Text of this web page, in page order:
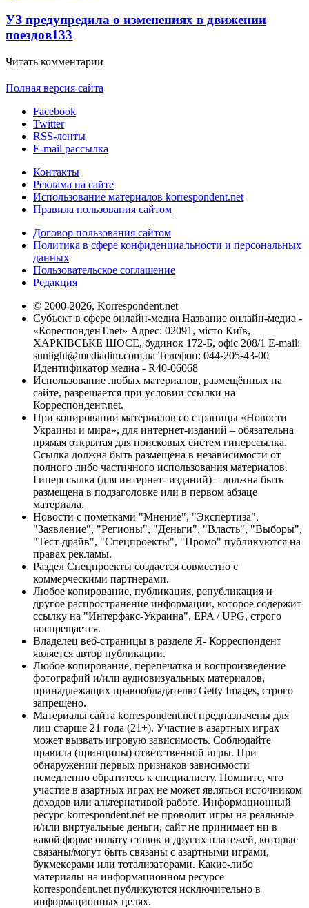
УЗ предупредила о изменениях в движении
поездов133
Читать комментарии
Полная версия сайта
Facebook
Twitter
RSS-ленты
E-mail рассылка
Контакты
Реклама на сайте
Использование материалов korrespondent.net
Правила пользования сайтом
Договор пользования сайтом
Политика в сфере конфиденциальности и персональных
данных
Пользовательское соглашение
Редакция
© 2000-2026, Korrespondent.net
Субъект в сфере онлайн-медиа Название онлайн-медиа -
«КореспонденТ.net» Адрес: 02091, місто Київ,
ХАРКІВСЬКЕ ШОСЕ, будинок 172-Б, офіс 208/1 E-mail:
sunlight@mediadim.com.ua Телефон: 044-205-43-00
Идентификатор медиа - R40-06068
Использование любых материалов, размещённых на
сайте, разрешается при условии ссылки на
Корреспондент.net.
При копировании материалов со страницы «Новости
Украины и мира», для интернет-изданий – обязательна
прямая открытая для поисковых систем гиперссылка.
Ссылка должна быть размещена в независимости от
полного либо частичного использования материалов.
Гиперссылка (для интернет- изданий) – должна быть
размещена в подзаголовке или в первом абзаце
материала.
Новости с пометками "Мнение", "Экспертиза",
"Заявление", "Регионы", "Деньги", "Власть", "Выборы",
"Тест-драйв", "Спецпроекты", "Промо" публикуются на
правах рекламы.
Раздел Спецпроекты создается совместно с
коммерческими партнерами.
Любое копирование, публикация, републикация и
другое распространение информации, которое содержит
ссылку на "Интерфакс-Украина", EPA / UPG, строго
воспрещается.
Владелец веб-страницы в разделе Я- Корреспондент
является автор публикации.
Любое копирование, перепечатка и воспроизведение
фотографий и/или аудиовизуальных материалов,
принадлежащих правообладателю Getty Images, строго
запрещено.
Материалы сайта korrespondent.net предназначены для
лиц старше 21 года (21+). Участие в азартных играх
может вызвать игровую зависимость. Соблюдайте
правила (принципы) ответственной игры. При
обнаружении первых признаков зависимости
немедленно обратитесь к специалисту. Помните, что
участие в азартных играх не может являться источником
доходов или альтернативой работе. Информационный
ресурс korrespondent.net не проводит игры на реальные
и/или виртуальные деньги, сайт не принимает ни в
какой форме оплату ставок и других платежей, которые
связаны/могут быть связаны с азартными играми,
букмекерами или тотализаторами. Какие-либо
материалы на информационном ресурсе
korrespondent.net публикуются исключительно в
информационных целях.